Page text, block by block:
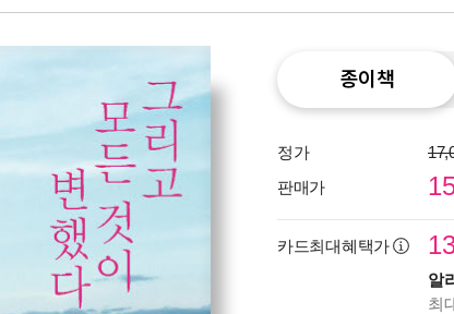
종이책
정가
판매가
카드최대혜택가
알
최